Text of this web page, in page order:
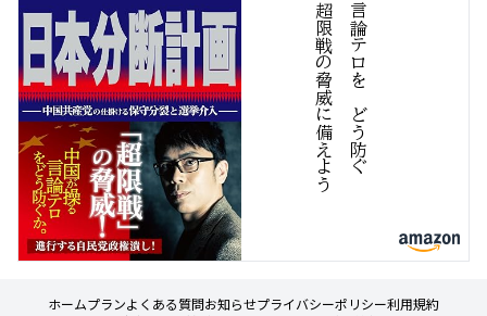
言
論
テ
ロ
を
、
ど
う
防
ぐ
超
限
戦
の
脅
威
に
備
え
よ
う
ホームプランよくある質問 お知らせプライバシーポリシー利用規約